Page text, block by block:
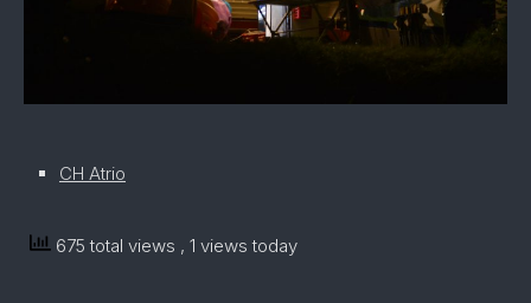
CH Atrio
675 total views , 1 views today